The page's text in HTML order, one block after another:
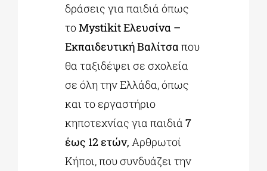
δράσεις για παιδιά όπως
τοMystikit Ελευσίνα –
Εκπαιδευτική Βαλίτσαπου
θα ταξιδέψει σε σχολεία
σε όλη την Ελλάδα, όπως
και το εργαστήριο
κηποτεχνίας για παιδιά7
έως 12 ετών, Αρθρωτοί
Κήποι, που συνδυάζει την